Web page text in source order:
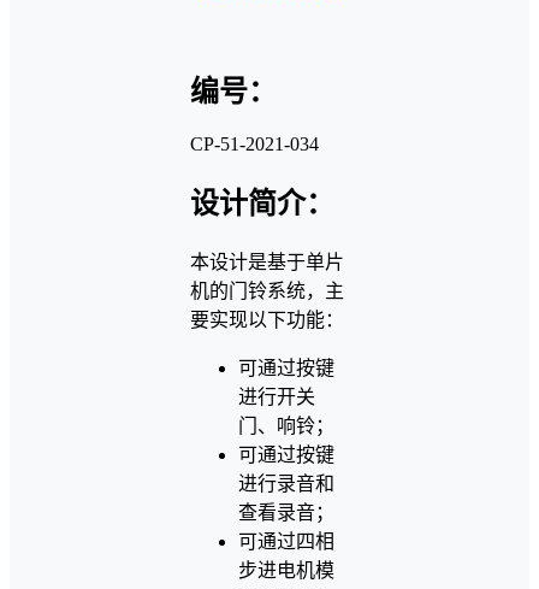
编号：
CP-51-2021-034
设计简介：
本设计是基于单片
机的门铃系统，主
要实现以下功能：
可通过按键
进行开关
门、响铃；
可通过按键
进行录音和
查看录音；
可通过四相
步进电机模